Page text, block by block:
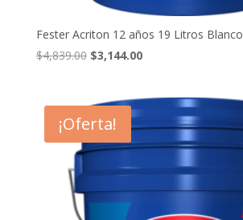
Fester Acriton 12 años 19 Litros Blanco
$4,839.00 El
era:
$4,839.00.
$3,144.00El
$3,144.00.
¡Oferta!